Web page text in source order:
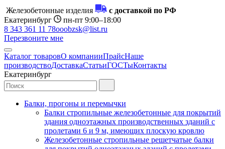
Железобетонные изделия
с доставкой по РФ
Екатеринбург
пн-пт 9:00–18:00
8 343 361 11 78ooobzsk@list.ru
Перезвоните мне
Каталог товаровО компанииПрайсНаше
производствоДоставкаСтатьиГОСТыКонтакты
Екатеринбург
Балки, прогоны и перемычки
Балки стропильные железобетонные для покрытий
здания одноэтажных производственных зданий с
пролетами 6 и 9 м, имеющих плоскую кровлю
Железобетонные стропильные решетчатые балки